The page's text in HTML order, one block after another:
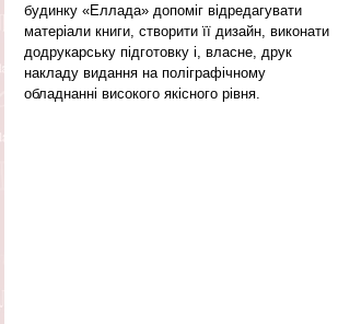
будинку «Еллада» допоміг відредагувати
матеріали книги, створити її дизайн, виконати
додрукарську підготовку і, власне, друк
накладу видання на поліграфічному
обладнанні високого якісного рівня.